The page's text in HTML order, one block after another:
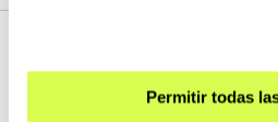
Permitir todas